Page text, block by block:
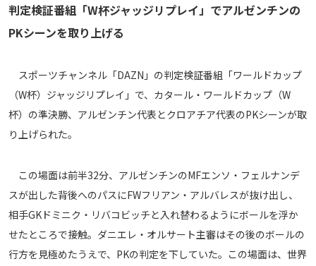
iOS Apps
判定検証番組「W杯ジャッジリプレイ」でアルゼンチンの
PKシーンを取り上げる
スポーツチャンネル「DAZN」の判定検証番組「ワールドカップ
（W杯）ジャッジリプレイ」で、カタール・ワールドカップ（W
杯）の準決勝、アルゼンチン代表とクロアチア代表のPKシーンが取
り上げられた。
この場面は前半32分、アルゼンチンのMFエンソ・フェルナンデ
スが出した背後へのパスにFWフリアン・アルバレスが抜け出し、
相手GKドミニク・リバコビッチと入れ替わるようにボールを浮か
せたところで接触。ダニエレ・オルサート主審はその後のボールの
行方を見極めたうえで、PKの判定を下していた。この場面は、世界